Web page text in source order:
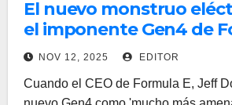
El nuevo monstruo
el imponente Gen4 de
NOV 12, 2025 EDITOR
Cuando el CEO de Formula E, Jeff